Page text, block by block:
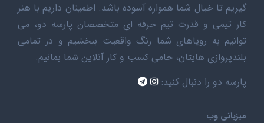
گیریم تا خیال شما همواره آسوده باشد. اطمینان داریم با هنر
کار تیمی و قدرت تیم حرفه ای متخصصان پارسه دو، می
توانیم به رویاهای شما رنگ واقعیت ببخشیم و در تمامی
بلندپروازی هایتان، حامی کسب و کار آنلاین شما بمانیم.
پارسه دو را دنبال کنید:
میزبانی وب